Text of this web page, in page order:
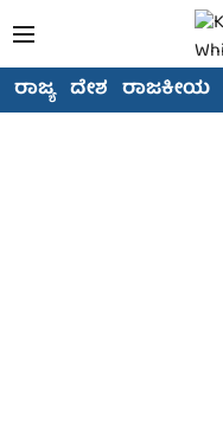
ರಾಜ್ಯ ದೇಶ ರಾಜಕೀಯ